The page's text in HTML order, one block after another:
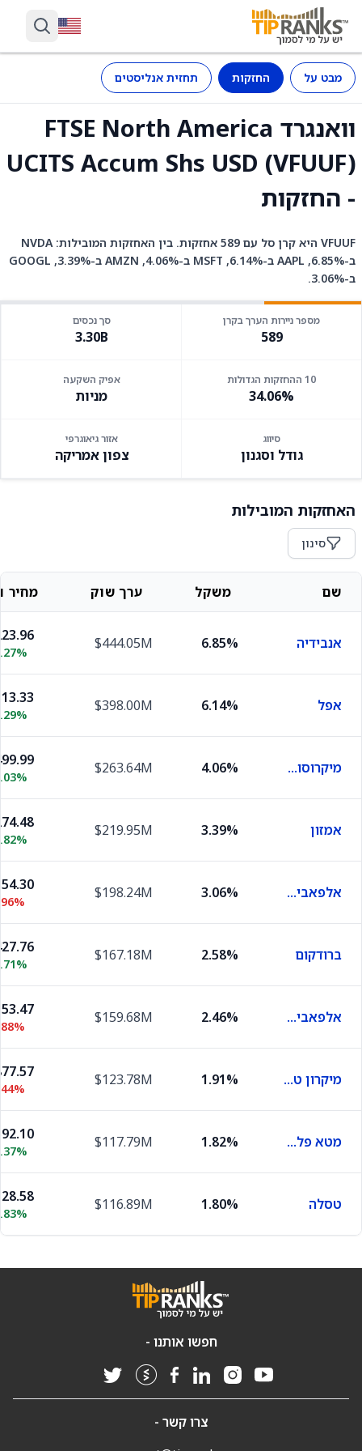
מבט על החזקות תחזית אנליסטים
וואנגרד FTSE North America
UCITS Accum Shs USD (VFUUF)
- החזקות
VFUUF היא קרן סל עם 589 אחזקות. בין האחזקות המובילות: NVDA
ב-6.85%, AAPL ב-6.14%, MSFT ב-4.06%, AMZN ב-3.39%, GOOGL
ב-3.06%.
מספר ניירות הערך בקרן
589
סך נכסים
3.30B
10 ההחזקות הגדולות
34.06%
אפיק השקעה
מניות
סיווג
גודל וסגנון
אזור גיאוגרפי
צפון אמריקה
האחזקות המובילות
סינון
שם משקל ערך שוק מחיר
אנבידיה 6.85%
$444.05M
אפל 6.14%
$398.00M
מיקרוסופט 4.06%
$263.64M
אמזון 3.39%
$219.95M
אלפאבית A 3.06%
$198.24M
ברודקום 2.58%
$167.18M
אלפאבית C 2.46%
$159.68M
מיקרון טכנולוג'י 1.91%
$123.78M
מטא פלטפורמס 1.82%
$117.79M
טסלה 1.80%
$116.89M
חפשו אותנו -
צרו קשר -